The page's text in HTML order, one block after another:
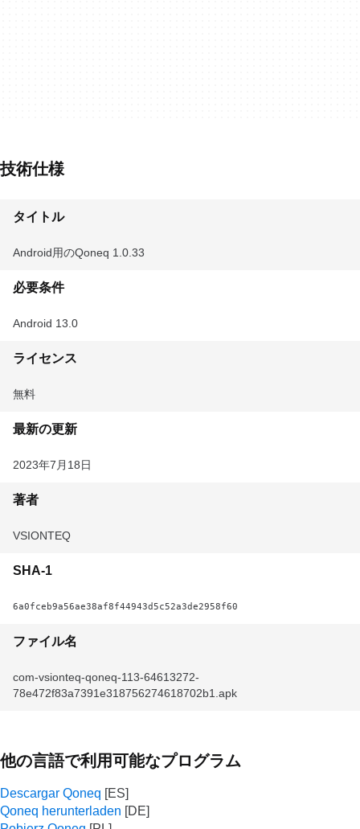
技術仕様
タイトル
Android用のQoneq 1.0.33
必要条件
Android 13.0
ライセンス
無料
最新の更新
2023年7月18日
著者
VSIONTEQ
SHA-1
6a0fceb9a56ae38af8f44943d5c52a3de2958f60
ファイル名
com-vsionteq-qoneq-113-64613272-
78e472f83a7391e318756274618702b1.apk
他の言語で利用可能なプログラム
Descargar Qoneq
Qoneq herunterladen